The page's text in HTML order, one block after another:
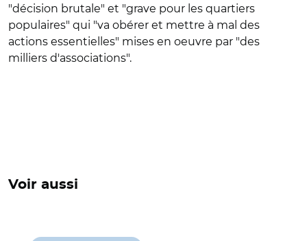
"décision brutale" et "grave pour les quartiers
populaires" qui "va obérer et mettre à mal des
actions essentielles" mises en oeuvre par "des
milliers d'associations".
Voir aussi